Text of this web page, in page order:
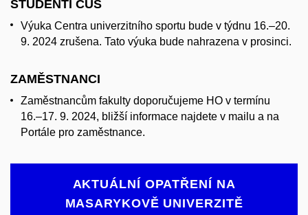
STUDENTI CUS
Výuka Centra univerzitního sportu bude v týdnu 16.–20.
9. 2024 zrušena. Tato výuka bude nahrazena v prosinci.
ZAMĚSTNANCI
Zaměstnancům fakulty doporučujeme HO v termínu
16.–⁠⁠⁠⁠⁠⁠17. 9. 2024, bližší informace najdete v mailu a na
Portále pro zaměstnance.
AKTUÁLNÍ OPATŘENÍ NA
MASARYKOVĚ UNIVERZITĚ